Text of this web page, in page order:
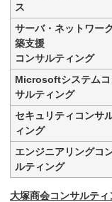
ス
サーバ・ネットワー
築支援
コンサルティング
Microsoftシステムコ
サルティング
セキュリティコンサ
ィング
エンジニアリングコ
ルティング
大塚商会コンサルティ